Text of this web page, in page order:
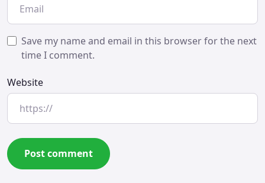
Save my name and email in this browser for the next
time I comment.
Website